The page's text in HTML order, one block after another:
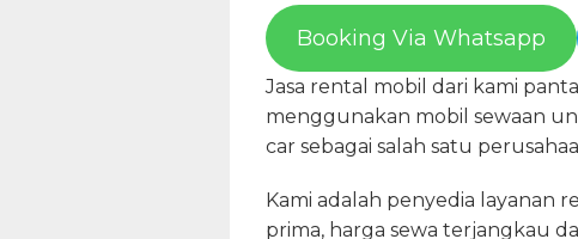
Booking Via Whatsapp
Jasa rental mobil dari kami
menggunakan mobil sewaan
car sebagai salah satu
Kami adalah penyedia layanan
prima, harga sewa terjangkau